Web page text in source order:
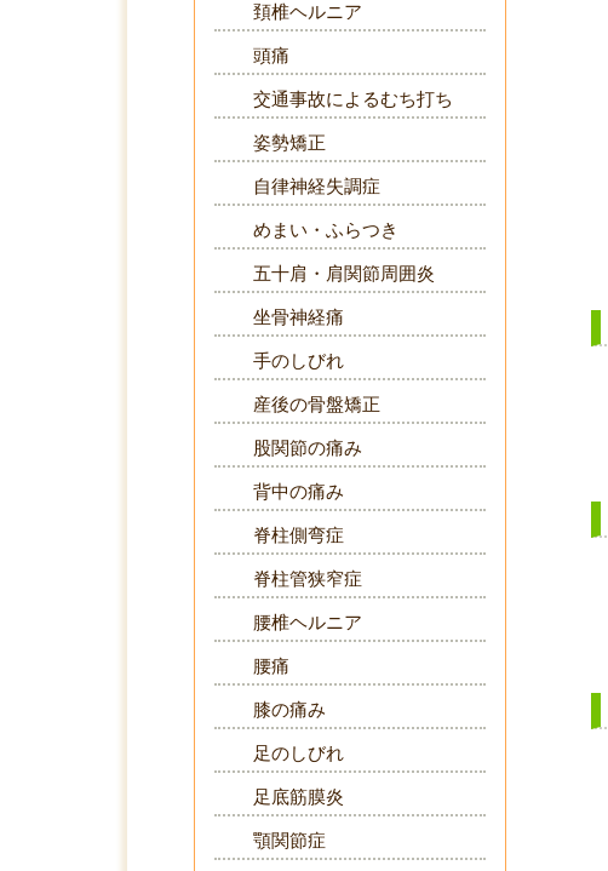
頚椎ヘルニア
頭痛
交通事故によるむち打ち
姿勢矯正
自律神経失調症
めまい・ふらつき
五十肩・肩関節周囲炎
坐骨神経痛
手のしびれ
産後の骨盤矯正
股関節の痛み
背中の痛み
脊柱側弯症
脊柱管狭窄症
腰椎ヘルニア
腰痛
膝の痛み
足のしびれ
足底筋膜炎
顎関節症